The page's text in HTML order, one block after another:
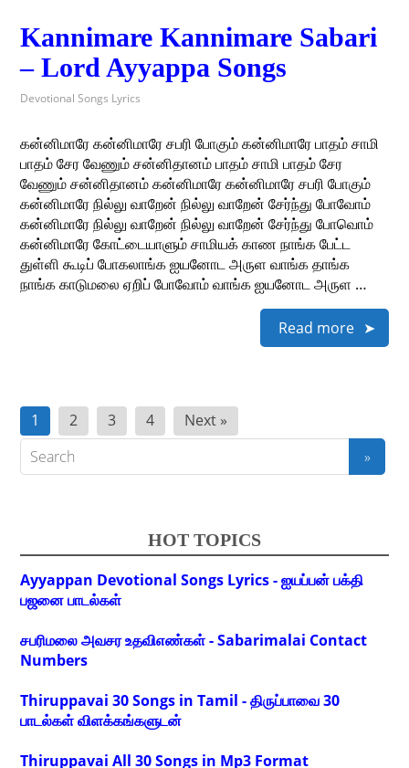
Kannimare Kannimare Sabari
– Lord Ayyappa Songs
Devotional Songs Lyrics
கன்னிமாரே கன்னிமாரே சபரி போகும் கன்னிமாரே பாதம் சாமி
பாதம் சேர வேணும் சன்னிதானம் பாதம் சாமி பாதம் சேர
வேணும் சன்னிதானம் கன்னிமாரே கன்னிமாரே சபரி போகும்
கன்னிமாரே நில்லு வாறேன் நில்லு வாறேன் சேர்ந்து போவோம்
கன்னிமாரே நில்லு வாறேன் நில்லு வாறேன் சேர்ந்து போவொம்
கன்னிமாரே கோட்டையாளும் சாமியக் காண நாங்க பேட்ட
துள்ளி கூடிப் போகலாங்க ஐயனோட அருள வாங்க தாங்க
நாங்க காடுமலை ஏறிப் போவோம் வாங்க ஐயனோட அருள …
Read more
Posts
pagination
1 2 3 4 Next »
HOT TOPICS
Ayyappan Devotional Songs Lyrics - ஐயப்பன் பக்தி
பஜனை பாடல்கள்
சபரிமலை அவசர உதவிஎண்கள் - Sabarimalai Contact
Numbers
Thiruppavai 30 Songs in Tamil - திருப்பாவை 30
பாடல்கள் விளக்கங்களுடன்
Thiruppavai All 30 Songs in Mp3 Format